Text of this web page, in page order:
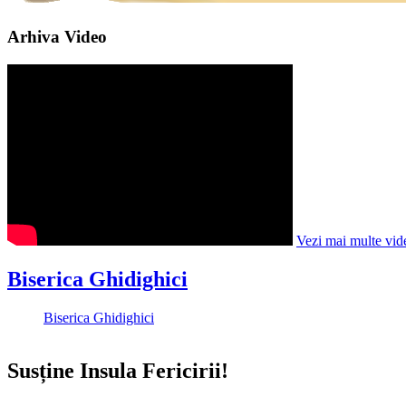
Arhiva Video
Vezi mai multe
Biserica Ghidighici
Biserica Ghidighici
Susține Insula Fericirii!